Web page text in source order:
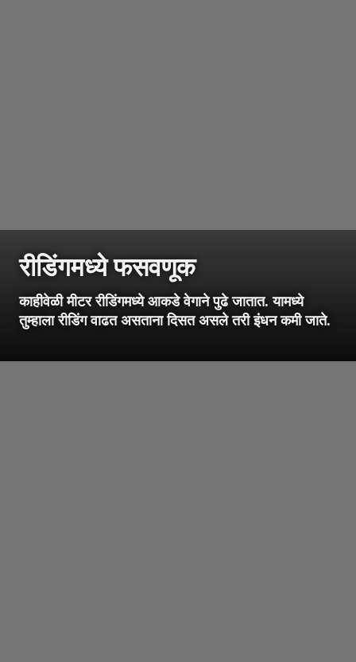
रीडिंगमध्ये फसवणूक
काहीवेळी मीटर रीडिंगमध्ये आकडे वेगाने पुढे जातात. यामध्ये
तुम्हाला रीडिंग वाढत असताना दिसत असले तरी इंधन कमी जाते.